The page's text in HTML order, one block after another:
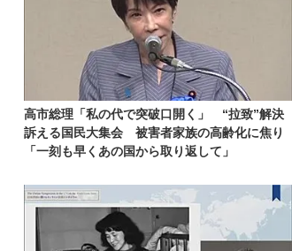
高市総理「私の代で突破口開く」 “拉致”解決
訴える国民大集会 被害者家族の高齢化に焦り
「一刻も早くあの国から取り返して」